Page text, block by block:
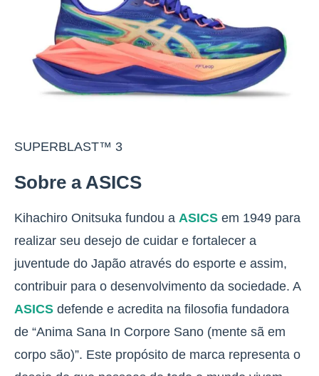
SUPERBLAST™ 3
Sobre a ASICS
Kihachiro Onitsuka fundou a ASICS em 1949 para
realizar seu desejo de cuidar e fortalecer a
juventude do Japão através do esporte e assim,
contribuir para o desenvolvimento da sociedade. A
ASICS defende e acredita na filosofia fundadora
de “Anima Sana In Corpore Sano (mente sã em
corpo são)”. Este propósito de marca representa o